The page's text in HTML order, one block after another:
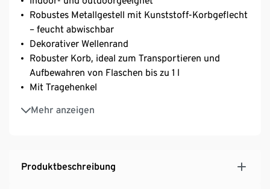
Robustes Metallgestell mit Kunststoff-Korbgeflecht
– feucht abwischbar
Dekorativer Wellenrand
Robuster Korb, ideal zum Transportieren und
Aufbewahren von Flaschen bis zu 1 l
Mit Tragehenkel
Mehr anzeigen
6 Fächer
Produktbeschreibung